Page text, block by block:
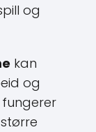
og
kan
og